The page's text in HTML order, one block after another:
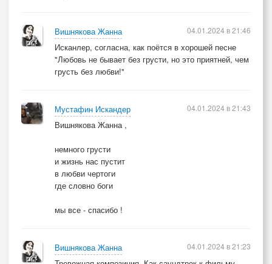
Вишнякова Жанна
Исканлер, согласна, как поётся в хорошей песне
"Любовь не бывает без грусти, но это приятней, чем
грусть без любви!"
04.01.2024 в 21:46
Мустафин Искандер
Вишнякова Жанна ,
немного грусти
и жизнь нас пустит
в любви чертоги
где словно боги
мы все - спасибо !
04.01.2024 в 21:43
Вишнякова Жанна
04.01.2024 в 21:23